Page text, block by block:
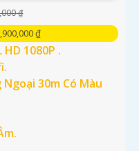
₫
₫
HD 1080P .
Ngoại 30m Có Màu